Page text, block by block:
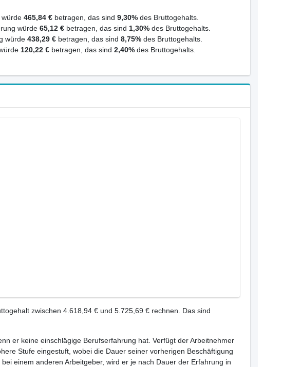
würde 465,84 €betragen, das sind 9,30%des Bruttogehalts.
würde 65,12 €betragen, das sind 1,30%des Bruttogehalts.
würde 438,29 €betragen, das sind 8,75%des Bruttogehalts.
120,22 €betragen, das sind 2,40%des Bruttogehalts.
zwischen 4.618,94 € und 5.725,69 € rechnen. Das sind
er keine einschlägige Berufserfahrung hat. Verfügt der Arbeitnehmer
Stufe eingestuft, wobei die Dauer seiner vorherigen Beschäftigung
einem anderen Arbeitgeber, wird er je nach Dauer der Erfahrung in